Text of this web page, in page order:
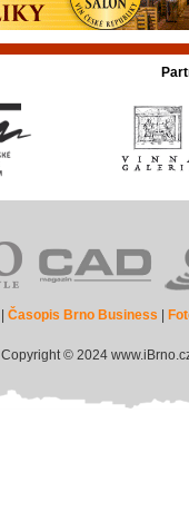
|Časopis Brno Business
Copyright © 2024